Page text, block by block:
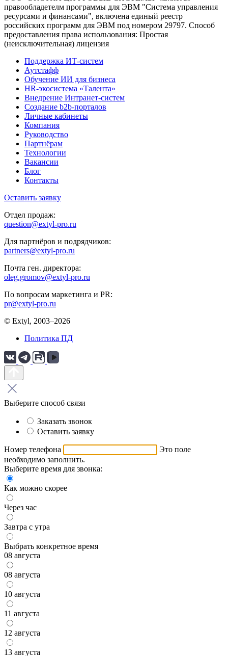
правообладетелм программы для ЭВМ "Система управления
ресурсами и финансами", включена единый реестр
российских программ для ЭВМ под номером 29797. Cпособ
предоставления права использования: Простая
(неисключительная) лицензия
Поддержка ИТ-систем
Аутстафф
Обучение ИИ для бизнеса
HR-экосистема «Талента»
Внедрение Интранет-систем
Создание b2b-порталов
Личные кабинеты
Компания
Руководство
Партнёрам
Технологии
Вакансии
Блог
Контакты
Оставить заявку
Отдел продаж:
question@extyl-pro.ru
Для партнёров и подрядчиков:
partners@extyl-pro.ru
Почта ген. директора:
oleg.gromov@extyl-pro.ru
По вопросам маркетинга и PR:
pr@extyl-pro.ru
© Extyl, 2003–2026
Политика ПД
Выберите способ связи
Заказать звонок
Оставить заявку
Номер телефона
Это поле
необходимо заполнить.
Выберите время для звонка:
Как можно скорее
Через час
Завтра с утра
Выбрать конкретное время
08 августа
08 августа
10 августа
11 августа
12 августа
13 августа